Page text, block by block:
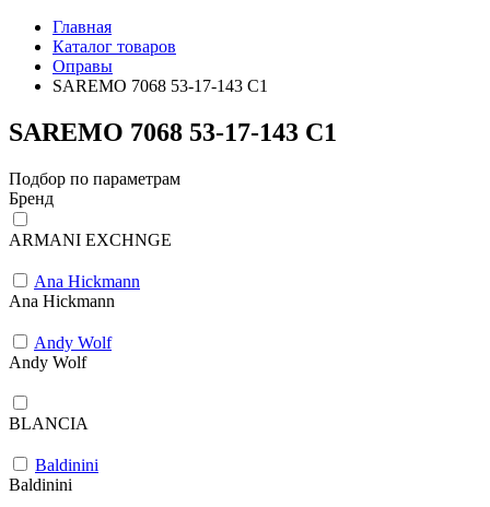
Главная
Каталог товаров
Оправы
SAREMO 7068 53-17-143 С1
SAREMO 7068 53-17-143 С1
Подбор по параметрам
Бренд
ARMANI EXCHNGE
Ana Hickmann
Ana Hickmann
Andy Wolf
Andy Wolf
BLANCIA
Baldinini
Baldinini